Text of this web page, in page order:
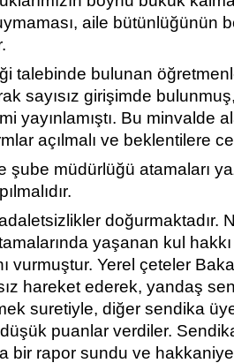
aile bütünlüğünün
talebinde bulunan
sayısız girişimde
yayınlamıştı. Bu minvalde
açılmalı ve beklentilere
şube müdürlüğü atamaları
doğurmaktadır.
yaşanan kul
vurmuştur. Yerel çeteler
hareket ederek, yandaş
suretiyle, diğer sendika
puanlar verdiler.
bir rapor sundu ve